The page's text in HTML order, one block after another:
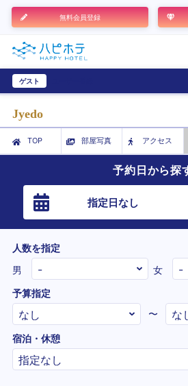
無料会員登録
ゲスト
Jyedo
TOP 部屋写真 アクセス
予約日から探
指定日なし
人数を指定
男
女
予算指定
〜
宿泊・休憩